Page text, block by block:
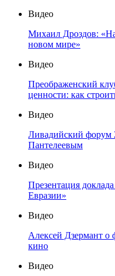
Видео
Михаил Дроздов:
новом мире»
Видео
Преображенский
ценности: как
Видео
Ливадийский форум
Пантелеевым
Видео
Презентация
Евразии»
Видео
Алексей Дзермант о
кино
Видео